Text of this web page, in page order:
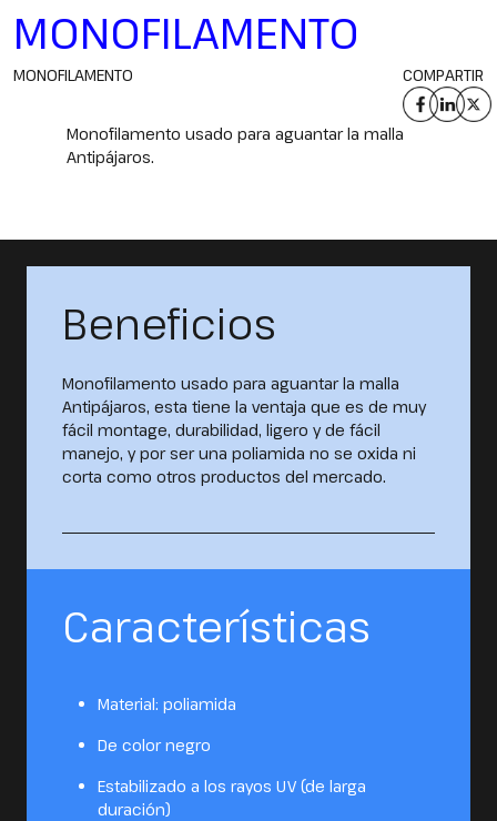
MONOFILAMENTO
MONOFILAMENTO COMPARTIR
Monofilamento usado para aguantar la malla
Antipájaros.
Beneficios
Monofilamento usado para aguantar la malla
Antipájaros, esta tiene la ventaja que es de muy
fácil montage, durabilidad, ligero y de fácil
manejo, y por ser una poliamida no se oxida ni
corta como otros productos del mercado.
Características
Material: poliamida
De color negro
Estabilizado a los rayos UV (de larga
duración)